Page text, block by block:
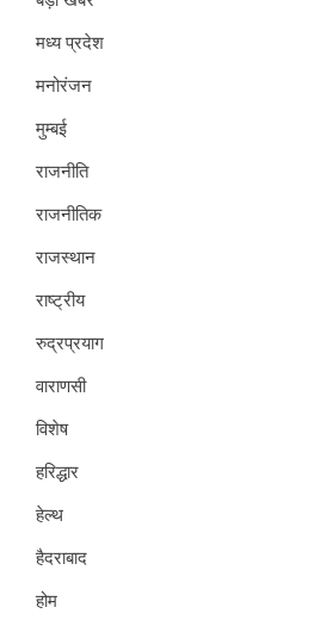
मध्य प्रदेश
मनोरंजन
मुम्बई
राजनीति
राजनीतिक
राजस्थान
राष्ट्रीय
रुद्रप्रयाग
वाराणसी
विशेष
हरिद्धार
हेल्थ
हैदराबाद
होम